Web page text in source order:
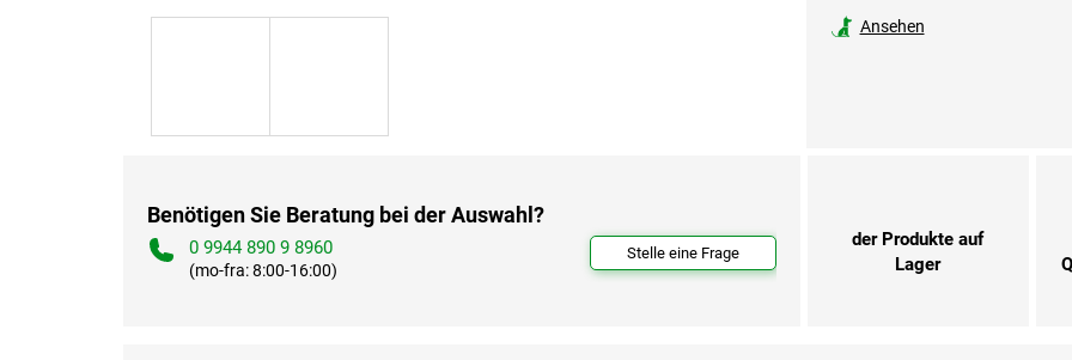
Ansehen
Benötigen Sie Beratung bei der Auswahl?
0 9944 890 9 8960
(mo-fra: 8:00-16:00)
Stelle eine Frage
der Produkte auf
Lager